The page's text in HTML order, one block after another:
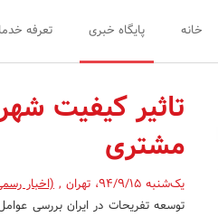
خانه پایگاه خبری تعرفه
تاثیر کیفیت
مشتری
یک‌شنبه 94/9/15 ، تهران , (اخبار
توسعه تفریحات در ایران بررسی